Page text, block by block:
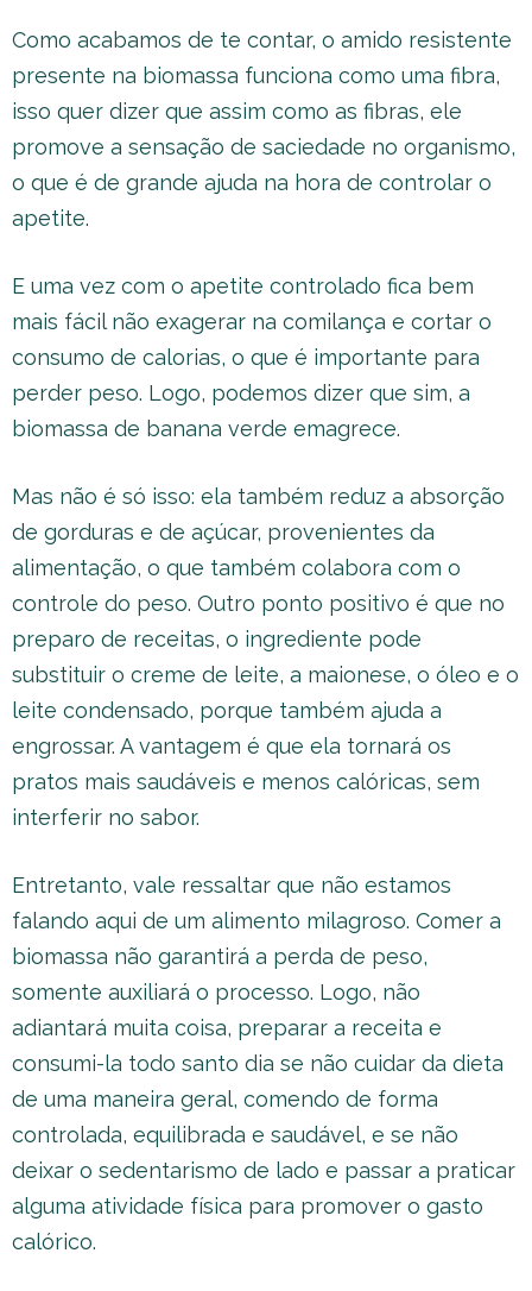
Como acabamos de te contar, o amido resistente
presente na biomassa funciona como uma fibra,
isso quer dizer que assim como as fibras, ele
promove a sensação de saciedade no organismo,
o que é de grande ajuda na hora de controlar o
apetite.
E uma vez com o apetite controlado fica bem
mais fácil não exagerar na comilança e cortar o
consumo de calorias, o que é importante para
perder peso. Logo, podemos dizer que sim, a
biomassa de banana verde emagrece.
Mas não é só isso: ela também reduz a absorção
de gorduras e de açúcar, provenientes da
alimentação, o que também colabora com o
controle do peso. Outro ponto positivo é que no
preparo de receitas, o ingrediente pode
substituir o creme de leite, a maionese, o óleo e o
leite condensado, porque também ajuda a
engrossar. A vantagem é que ela tornará os
pratos mais saudáveis e menos calóricas, sem
interferir no sabor.
Entretanto, vale ressaltar que não estamos
falando aqui de um alimento milagroso. Comer a
biomassa não garantirá a perda de peso,
somente auxiliará o processo. Logo, não
adiantará muita coisa, preparar a receita e
consumi-la todo santo dia se não cuidar da dieta
de uma maneira geral, comendo de forma
controlada, equilibrada e saudável, e se não
deixar o sedentarismo de lado e passar a praticar
alguma atividade física para promover o gasto
calórico.